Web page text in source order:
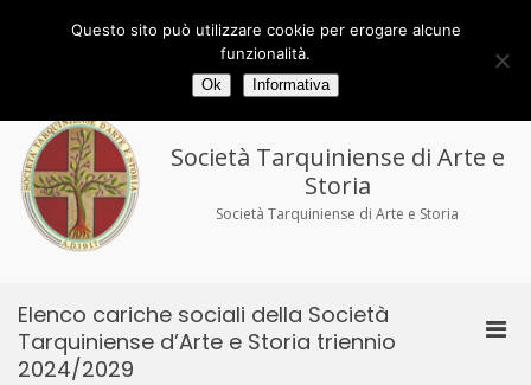
Via delle Torri 29/33 - 01016 Tarquinia (VT)
tel/fax 0766.858194
tarquiniense@gmail.com
Società Tarquiniense di Arte e
Storia
Società Tarquiniense di Arte e Storia
Elenco cariche sociali della Società
Tarquiniense d’Arte e Storia triennio
2024/2029
Questo sito può utilizzare cookie per erogare alcune
funzionalità.
Ok Informativa